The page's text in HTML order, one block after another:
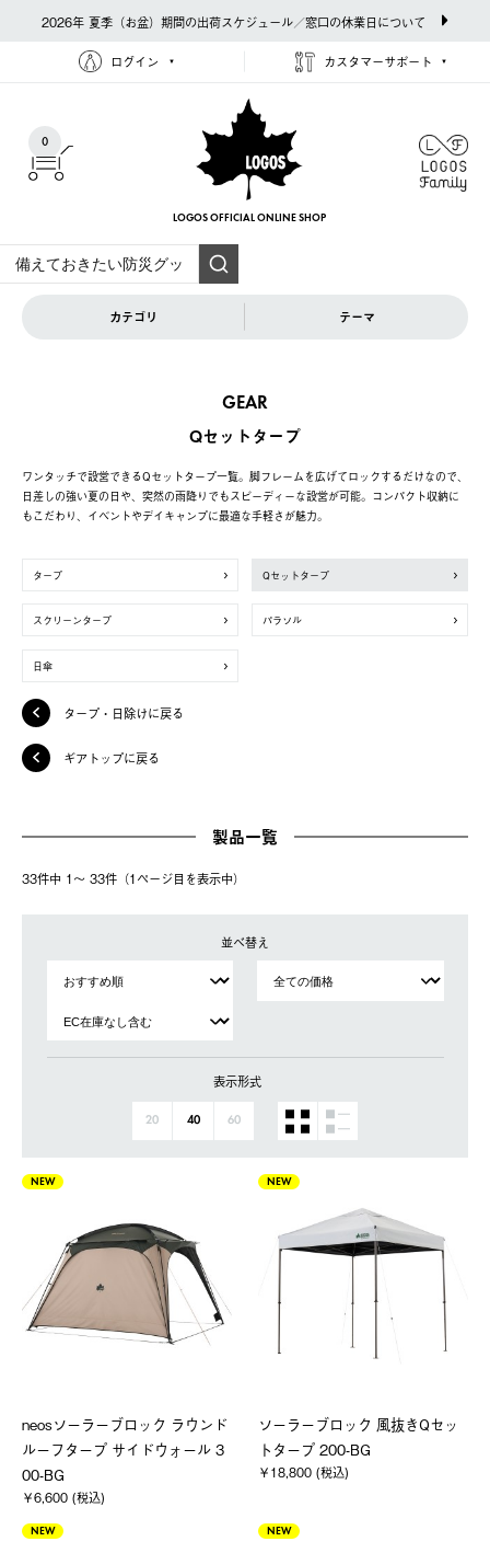
2026年 夏季（お盆）期間の出荷スケジュール／窓口の休業日について
ログイン カスタマーサポート
0
LOGOS OFFICIAL ONLINE SHOP
カテゴリ テーマ
GEAR
Qセットタープ
ワンタッチで設営できるQセットタープ一覧。脚フレームを広げてロックするだけなので、
日差しの強い夏の日や、突然の雨降りでもスピーディーな設営が可能。コンパクト収納に
もこだわり、イベントやデイキャンプに最適な手軽さが魅力。
タープ Qセットタープ
スクリーンタープ パラソル
日傘
タープ・日除けに戻る
ギアトップに戻る
製品一覧
33件中 1〜 33件（1ページ⽬を表⽰中）
並べ替え
表示形式
20 40 60
NEW
neosソーラーブロック ラウンド
ルーフタープ サイドウォール 3
00-BG
￥6,600 (税込)
NEW
ソーラーブロック 風抜きQセッ
トタープ 200-BG
￥18,800 (税込)
NEW NEW